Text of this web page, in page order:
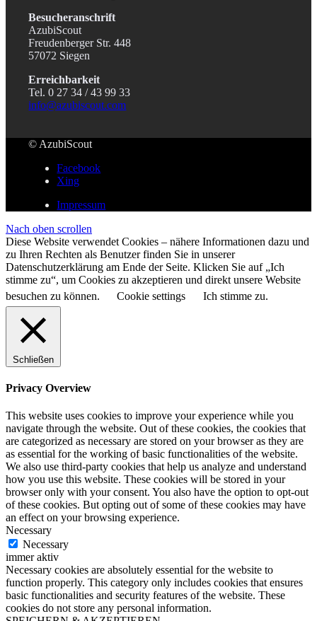
Besucheranschrift
AzubiScout
Freudenberger Str. 448
57072 Siegen
Erreichbarkeit
Tel. 0 27 34 / 43 99 33
info@azubiscout.com
© AzubiScout
Facebook
Xing
Impressum
Nach oben scrollen
Diese Website verwendet Cookies – nähere Informationen dazu und
zu Ihren Rechten als Benutzer finden Sie in unserer
Datenschutzerklärung am Ende der Seite. Klicken Sie auf „Ich
stimme zu“, um Cookies zu akzeptieren und direkt unsere Website
besuchen zu können.
Cookie settings Ich stimme zu.
Schließen
Privacy Overview
This website uses cookies to improve your experience while you
navigate through the website. Out of these cookies, the cookies that
are categorized as necessary are stored on your browser as they are
as essential for the working of basic functionalities of the website.
We also use third-party cookies that help us analyze and understand
how you use this website. These cookies will be stored in your
browser only with your consent. You also have the option to opt-out
of these cookies. But opting out of some of these cookies may have
an effect on your browsing experience.
Necessary
Necessary
immer aktiv
Necessary cookies are absolutely essential for the website to
function properly. This category only includes cookies that ensures
basic functionalities and security features of the website. These
cookies do not store any personal information.